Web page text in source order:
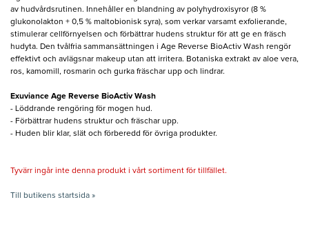
av hudvårdsrutinen. Innehåller en blandning av polyhydroxisyror (8 %
glukonolakton + 0,5 % maltobionisk syra), som verkar varsamt exfolierande,
stimulerar cellförnyelsen och förbättrar hudens struktur för att ge en fräsch
hudyta. Den tvålfria sammansättningen i Age Reverse BioActiv Wash rengör
effektivt och avlägsnar makeup utan att irritera. Botaniska extrakt av aloe vera,
ros, kamomill, rosmarin och gurka fräschar upp och lindrar.
Exuviance Age Reverse BioActiv Wash
- Löddrande rengöring för mogen hud.
- Förbättrar hudens struktur och fräschar upp.
- Huden blir klar, slät och förberedd för övriga produkter.
Tyvärr ingår inte denna produkt i vårt sortiment för tillfället.
Till butikens startsida »